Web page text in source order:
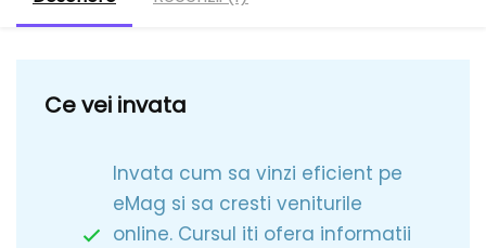
Ce vei invata
Invata cum sa vinzi eficient pe
eMag si sa cresti veniturile
online. Cursul iti ofera informatii